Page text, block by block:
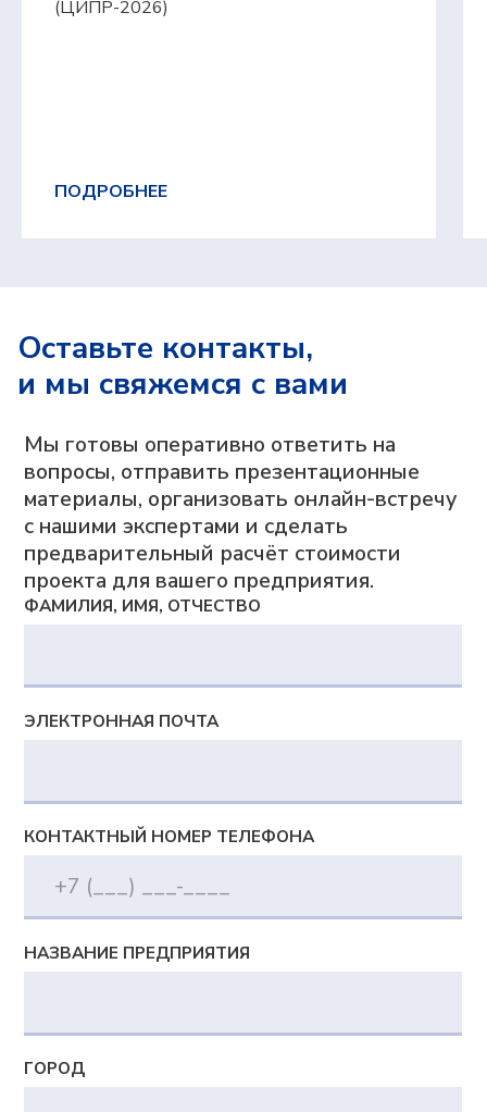
(ЦИПР-2026)
ПОДРОБНЕЕ
Оставьте контакты,
и мы свяжемся с вами